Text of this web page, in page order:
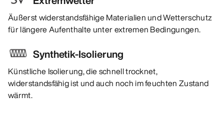
Äußerst widerstandsfähige Materialien und Wetterschutz
für längere Aufenthalte unter extremen Bedingungen.
Synthetik-Isolierung
Künstliche Isolierung, die schnell trocknet,
widerstandsfähig ist und auch noch im feuchten Zustand
wärmt.